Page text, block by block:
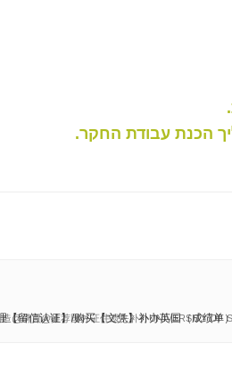
הכנת עבודת החקר.
@購買@推荐国外证件遗失补办UNIVERSITY OF
留信认证】/购买【文凭】补办英国（成绩